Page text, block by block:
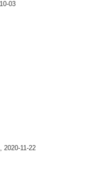
03
, 2020-11-22